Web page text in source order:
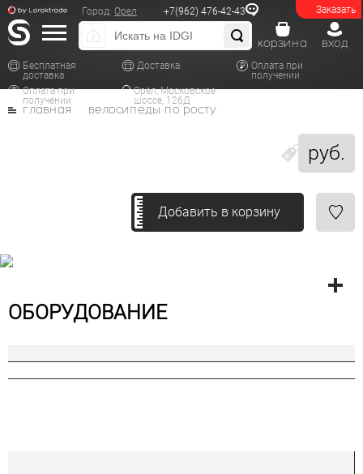
Заказать
Город: Орел +7(962) 476-42-43
Бесплатная
доставка
Доставка
Оплата при
получении
Оплата при
получении
Орёл, Московское
шоссе, 126Д
вход
корзина
руб.
главная велосипеды по росту
Добавить в корзину
ОБОРУДОВАНИЕ